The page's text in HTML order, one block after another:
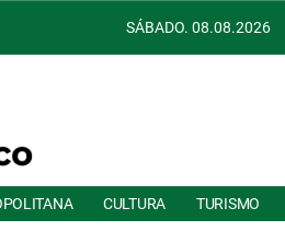
SÁBADO. 08.08.2026
CULTURA TURISMO